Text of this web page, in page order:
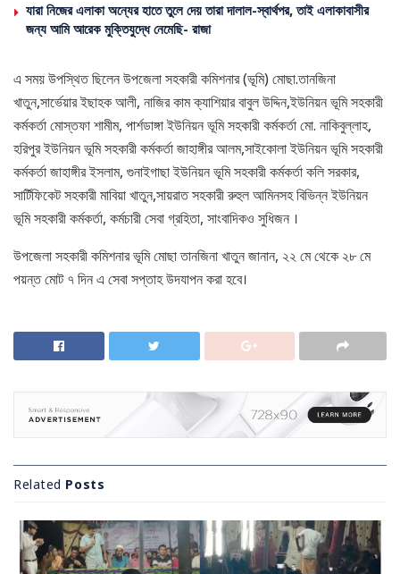
যারা নিজের এলাকা অন্যের হাতে তুলে দেয় তারা দালাল-স্বার্থপর, তাই এলাকাবাসীর
জন্য আমি আরেক মুক্তিযুদ্ধে নেমেছি- রাজা
এ সময় উপস্থিত ছিলেন উপজেলা সহকারী কমিশনার (ভূমি) মোছা.তানজিনা
খাতুন,সার্ভেয়ার ইছাহক আলী, নাজির কাম ক্যাশিয়ার বাবুল উদ্দিন,ইউনিয়ন ভূমি সহকারী
কর্মকর্তা মোস্তফা শামীম, পার্শডাঙ্গা ইউনিয়ন ভূমি সহকারী কর্মকর্তা মো. নাকিবুল্লাহ,
হরিপুর ইউনিয়ন ভূমি সহকারী কর্মকর্তা জাহাঙ্গীর আলম,সাইকোলা ইউনিয়ন ভূমি সহকারী
কর্মকর্তা জাহাঙ্গীর ইসলাম, গুনাইগাছা ইউনিয়ন ভূমি সহকারী কর্মকর্তা কলি সরকার,
সার্টিফিকেট সহকারী মাবিয়া খাতুন,সায়রাত সহকারী রুহুল আমিনসহ বিভিন্ন ইউনিয়ন
ভূমি সহকারী কর্মকর্তা, কর্মচারী সেবা গ্রহিতা, সাংবাদিকও সুধিজন ।
উপজেলা সহকারী কমিশনার ভূমি মোছা তানজিনা খাতুন জানান, ২২ মে থেকে ২৮ মে
পয়ন্ত মোট ৭ দিন এ সেবা সপ্তাহ উদযাপন করা হবে।
Related Posts